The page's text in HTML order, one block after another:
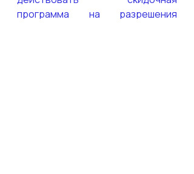
программа на разрешения